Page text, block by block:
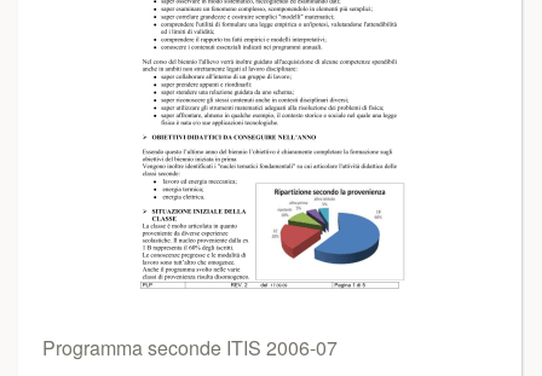
Programma seconde ITIS 2006-07